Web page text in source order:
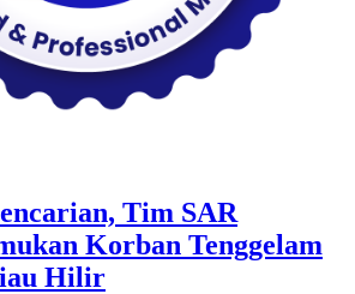
Tim SAR
Korban Tenggelam
Hilir